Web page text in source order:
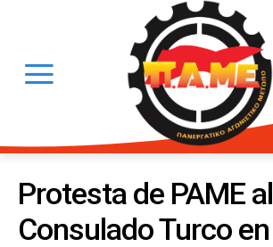
Protesta de PAME al
Consulado Turco en